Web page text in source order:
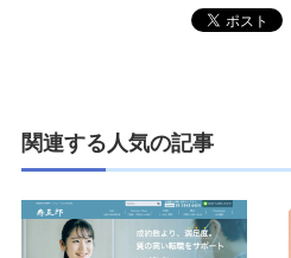
関連する人気の記事